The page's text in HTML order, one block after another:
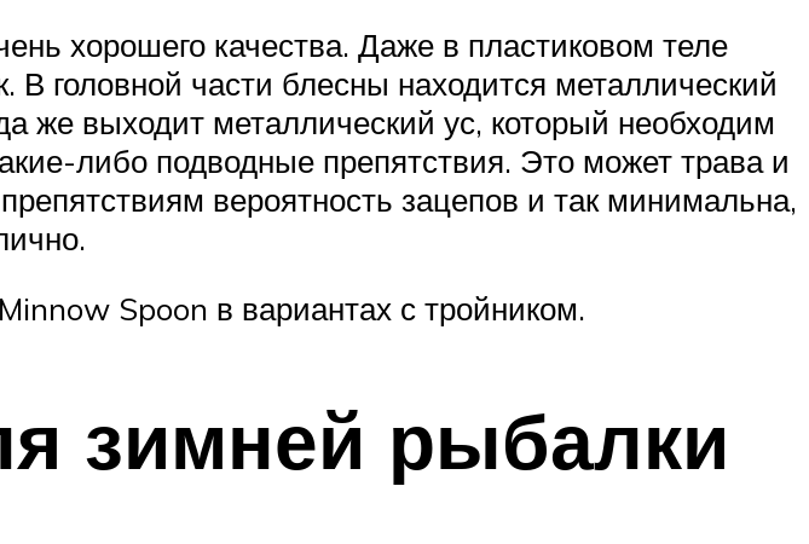
хорошего качества. Даже в пластиковом теле
головной части блесны находится металлический
же выходит металлический ус, который необходим
либо подводные препятствия. Это может трава и
вероятность зацепов и так минимальна,
Spoon в вариантах с тройником.
зимней рыбалки